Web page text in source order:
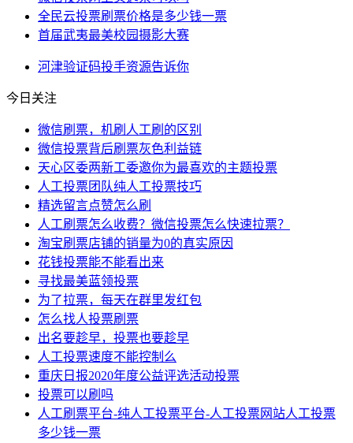
全民云投票刷票价格是多少钱一票
首届武夷最美校园摄影大赛
河津验证码投手资源告诉你
今日关注
微信刷票，机刷人工刷的区别
微信投票背后刷票灰色利益链
天心区委两新工委邀你为最喜欢的主题投票
人工投票团队纯人工投票技巧
精选留言点赞怎么刷
人工刷票怎么收费？微信投票怎么快速拉票？
淘宝刷票店铺的销量为0的真实原因
花钱投票能不能看出来
寻找最美蓝领投票
为了拉票，每天在群里发红包
怎么找人投票刷票
出名要趁早，投票也要趁早
人工投票速度不能控制么
重庆日报2020年度公益评选活动投票
投票可以刷吗
人工刷票平台-纯人工投票平台-人工投票网站人工投票
多少钱一票